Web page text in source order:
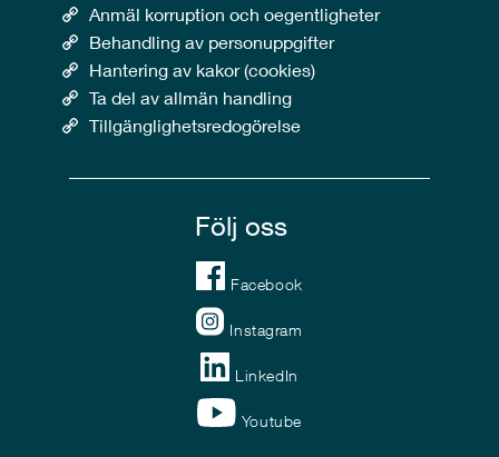
Anmäl korruption och oegentligheter
Behandling av personuppgifter
Hantering av kakor (cookies)
Ta del av allmän handling
Tillgänglighetsredogörelse
Följ oss
Facebook
Instagram
LinkedIn
Youtube